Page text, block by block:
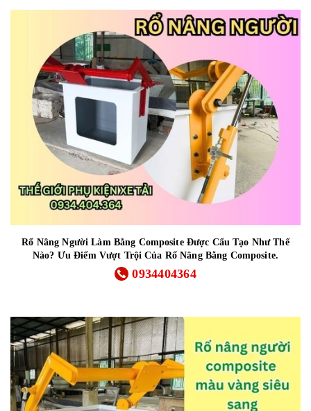
Rổ Nâng Người Làm Bằng Composite Được Cấu Tạo Như Thế
Nào? Ưu Điểm Vượt Trội Của Rổ Nâng Bằng Composite.
0934404364